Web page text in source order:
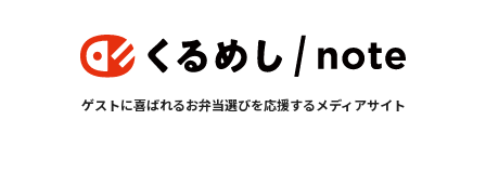
ゲストに喜ばれるお弁当選びを応援するメディアサイト